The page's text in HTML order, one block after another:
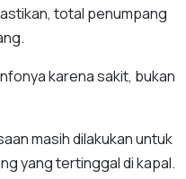
total penumpang
karena sakit, bukan
masih dilakukan untuk
yang tertinggal di kapal.